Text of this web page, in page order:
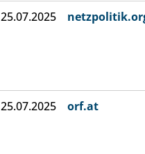
25.07.2025
25.07.2025 orf.at